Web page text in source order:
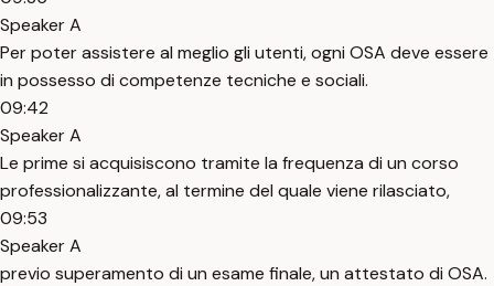
Speaker A
Per poter assistere al meglio gli utenti, ogni OSA deve essere
in possesso di competenze tecniche e sociali.
09:42
Speaker A
Le prime si acquisiscono tramite la frequenza di un corso
professionalizzante, al termine del quale viene rilasciato,
09:53
Speaker A
previo superamento di un esame finale, un attestato di OSA.